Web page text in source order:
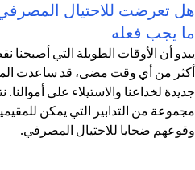
هل تعرضت للاحتيال
ما يجب فعله
يبدو أن الأوقات الطويلة التي أصبحنا
أكثر من أي وقت مضى، قد ساعدت
جديدة لخداعنا والاستيلاء على أموالنا.
مجموعة من التدابير التي يمكن
وقوعهم ضحايا للاحتيال المصرفي.